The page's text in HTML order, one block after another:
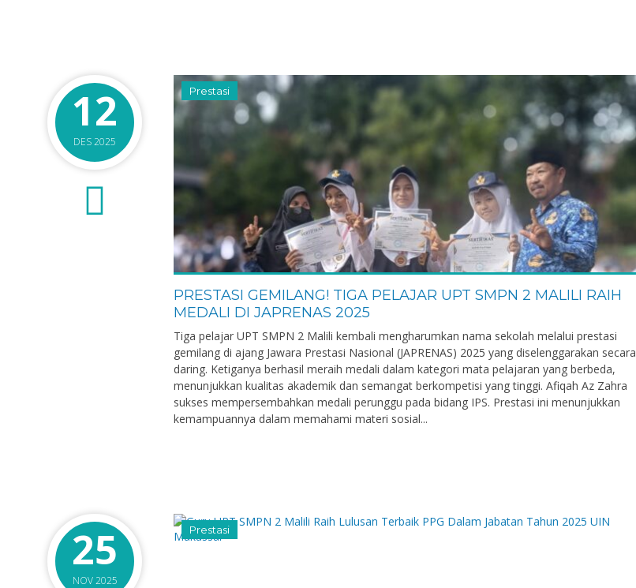
12
DES 2025
Prestasi
PRESTASI GEMILANG! TIGA PELAJAR UPT SMPN 2 MALILI RAIH
MEDALI DI JAPRENAS 2025
Tiga pelajar UPT SMPN 2 Malili kembali mengharumkan nama sekolah melalui prestasi
gemilang di ajang Jawara Prestasi Nasional (JAPRENAS) 2025 yang diselenggarakan secara
daring. Ketiganya berhasil meraih medali dalam kategori mata pelajaran yang berbeda,
menunjukkan kualitas akademik dan semangat berkompetisi yang tinggi. Afiqah Az Zahra
sukses mempersembahkan medali perunggu pada bidang IPS. Prestasi ini menunjukkan
kemampuannya dalam memahami materi sosial...
25
NOV 2025
Prestasi